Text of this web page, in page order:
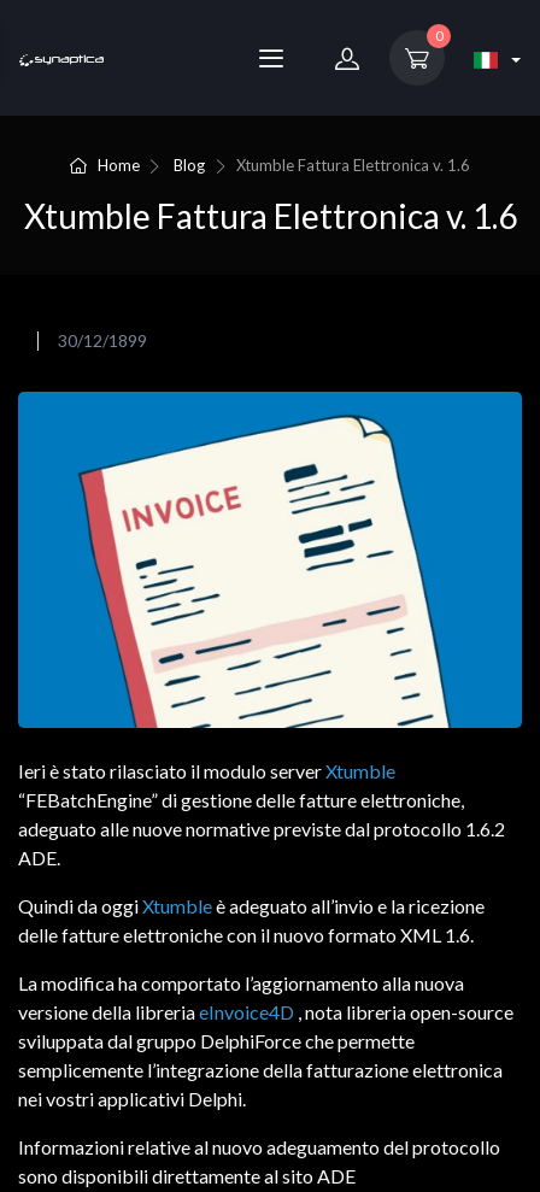
0
Home Blog Xtumble Fattura Elettronica v. 1.6
Xtumble Fattura Elettronica v. 1.6
30/12/1899
Ieri è stato rilasciato il modulo serverXtumble
“FEBatchEngine” di gestione delle fatture elettroniche,
adeguato alle nuove normative previste dal protocollo 1.6.2
ADE.
Quindi da oggiXtumbleè adeguato all’invio e la ricezione
delle fatture elettroniche con il nuovo formato XML 1.6.
La modifica ha comportato l’aggiornamento alla nuova
versione della libreriaeInvoice4D , nota libreria open-source
sviluppata dal gruppo DelphiForce che permette
semplicemente l’integrazione della fatturazione elettronica
nei vostri applicativi Delphi.
Informazioni relative al nuovo adeguamento del protocollo
sono disponibili direttamente al sito ADE